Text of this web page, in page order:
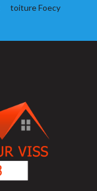
toiture Foecy